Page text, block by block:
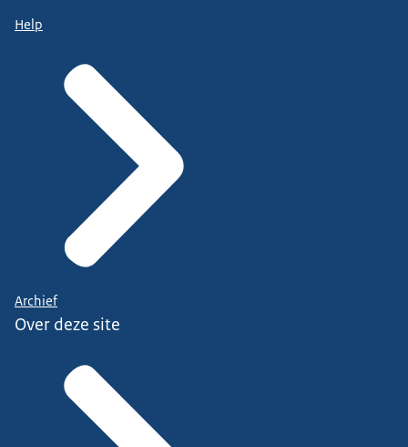
Help
Archief
Over deze site